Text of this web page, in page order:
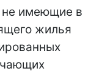
имеющие в
жилья